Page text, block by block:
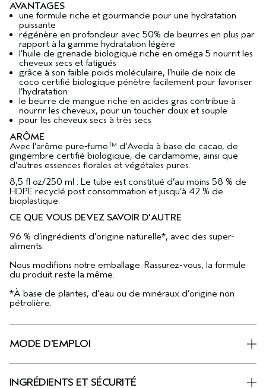
AVANTAGES
une formule riche et gourmande pour une hydratation
puissante
régénère en profondeur avec 50% de beurres en plus par
rapport à la gamme hydratation légère
l’huile de grenade biologique riche en oméga 5 nourrit les
cheveux secs et fatigués
grâce à son faible poids moléculaire, l’huile de noix de
coco certifié biologique pénètre facilement pour favoriser
l’hydratation
le beurre de mangue riche en acides gras contribue à
nourrir les cheveux, pour un toucher doux et souple
pour les cheveux secs à très secs
ARÔME
Avec l’arôme pure-fume™ d’Aveda à base de cacao, de
gingembre certifié biologique, de cardamome, ainsi que
d’autres essences florales et végétales pures.
8,5 fl oz/250 ml : Le tube est constitué d’au moins 58 % de
HDPE recyclé post consommation et jusqu’à 42 % de
bioplastique.
CE QUE VOUS DEVEZ SAVOIR D'AUTRE
96 % d’ingrédients d’origine naturelle*, avec des super-
aliments.
Nous modifions notre emballage. Rassurez-vous, la formule
du produit reste la même.
*À base de plantes, d’eau ou de minéraux d’origine non
pétrolière.
MODE D'EMPLOI
INGRÉDIENTS ET SÉCURITÉ